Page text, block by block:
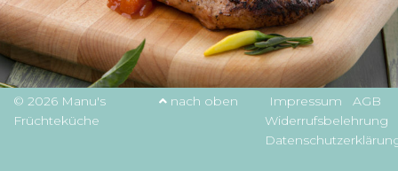
© 2026 Manu's
Früchteküche
nach oben Impressum
AGB
Widerrufsbelehrung